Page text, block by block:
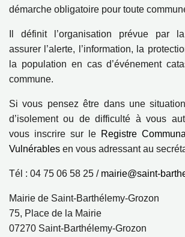
démarche obligatoire pour toute
Il définit l’organisation prévue par
assurer l’alerte, l’information, la
la population en cas d’événement
commune.
Si vous pensez être dans une
d’isolement ou de difficulté à vous
vous inscrire sur le Registre
Vulnérables en vous adressant au
Tél : 04 75 06 58 25 / mairie@saint-
Mairie de Saint-Barthélemy-Grozon
75, Place de la Mairie
07270 Saint-Barthélemy-Grozon